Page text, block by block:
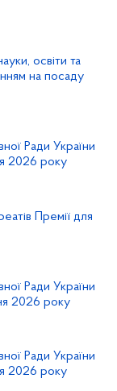
освіти та
на посаду
Ради України
2026 року
Премії для
Ради України
2026 року
Ради України
2026 року